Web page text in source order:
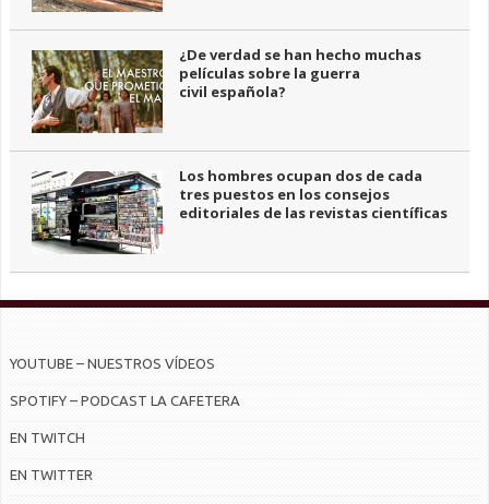
¿De verdad se han hecho muchas
películas sobre la guerra
civil española?
Los hombres ocupan dos de cada
tres puestos en los consejos
editoriales de las revistas científicas
YOUTUBE – NUESTROS VÍDEOS
SPOTIFY – PODCAST LA CAFETERA
EN TWITCH
EN TWITTER